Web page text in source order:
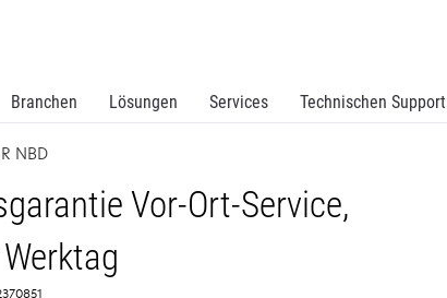
Branchen Lösungen Services Technischen Support
NBD
Vor-Ort-Service,